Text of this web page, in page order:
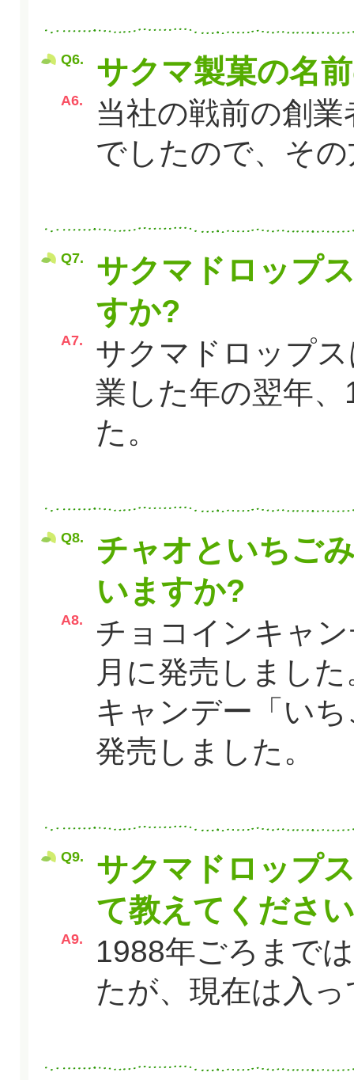
Q6. サクマ製菓の名
A6.
当社の戦前の創
でしたので、そ
Q7.
サクマドロップ
すか?
A7.
サクマドロップ
業した年の翌年
た。
Q8.
チャオといちご
いますか?
A8.
チョコインキャ
月に発売しまし
キャンデー「い
発売しました。
Q9.
サクマドロップ
て教えてくださ
A9.
1988年ごろまで
たが、現在は入